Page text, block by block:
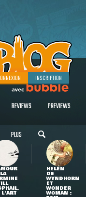
INSCRIPTION
REVIEWS PREVIEWS
PLUS
L'ART
HELEN
DE
WYNDHORN
ET
WONDER
WOMAN :